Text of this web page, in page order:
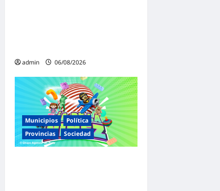
admin 06/08/2026
Municipios
Política
Provincias
Sociedad